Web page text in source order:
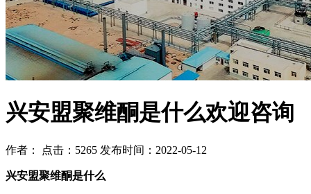
兴安盟聚维酮是什么欢迎咨询
作者： 点击：5265 发布时间：2022-05-12
兴安盟聚维酮是什么